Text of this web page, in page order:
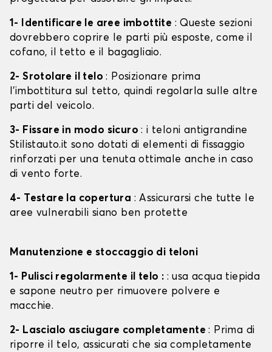
1- Identificare le aree imbottite : Queste sezioni
dovrebbero coprire le parti più esposte, come il
cofano, il tetto e il bagagliaio.
2- Srotolare il telo: Posizionare prima
l'imbottitura sul tetto, quindi regolarla sulle altre
parti del veicolo.
3- Fissare in modo sicuro: i teloni antigrandine
Stilistauto.it sono dotati di elementi di fissaggio
rinforzati per una tenuta ottimale anche in caso
di vento forte.
4- Testare la copertura : Assicurarsi che tutte le
aree vulnerabili siano ben protette
Manutenzione e stoccaggio di teloni
1- Pulisci regolarmente il telo : : usa acqua tiepida
e sapone neutro per rimuovere polvere e
macchie.
2- Lascialo asciugare completamente: Prima di
riporre il telo, assicurati che sia completamente